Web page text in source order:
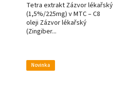
Tetra extrakt Zázvor lékařský
(1,5%/225mg) v MTC – C8
oleji Zázvor lékařský
(Zingiber...
Novinka